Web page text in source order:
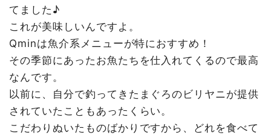
てました♪
これが美味しいんですよ。
Qminは魚介系メニューが特におすすめ！
その季節にあったお魚たちを仕入れてくるので最高
なんです。
以前に、自分で釣ってきたまぐろのビリヤニが提供
されていたこともあったくらい。
こだわりぬいたものばかりですから、どれを食べて